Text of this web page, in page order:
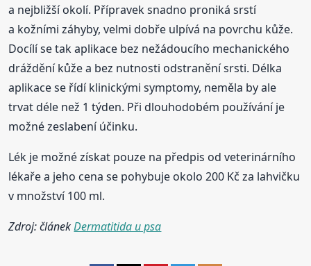
a nejbližší okolí. Přípravek snadno proniká srstí
a kožními záhyby, velmi dobře ulpívá na povrchu kůže.
Docílí se tak aplikace bez nežádoucího mechanického
dráždění kůže a bez nutnosti odstranění srsti. Délka
aplikace se řídí klinickými symptomy, neměla by ale
trvat déle než 1 týden. Při dlouhodobém používání je
možné zeslabení účinku.
Lék je možné získat pouze na předpis od veterinárního
lékaře a jeho cena se pohybuje okolo 200 Kč za lahvičku
v množství 100 ml.
Zdroj: článekDermatitida u psa